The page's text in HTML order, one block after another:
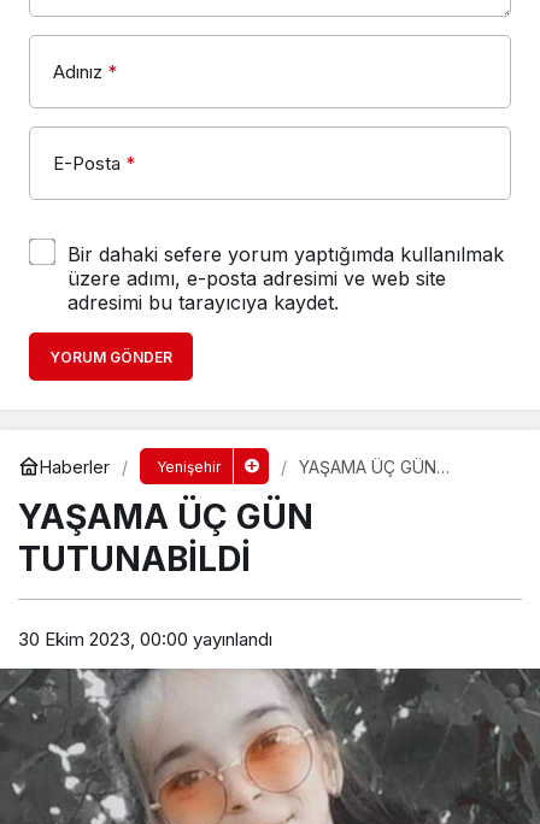
Adınız *
E-Posta *
Bir dahaki sefere yorum yaptığımda kullanılmak
üzere adımı, e-posta adresimi ve web site
adresimi bu tarayıcıya kaydet.
YORUM GÖNDER
Haberler Yenişehir
YAŞAMA ÜÇ GÜN
YAŞAMA ÜÇ GÜN
TUTUNABİLDİ
30 Ekim 2023, 00:00 yayınlandı